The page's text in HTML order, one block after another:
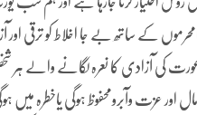
کے ساتھ بے جا اخلاط کو ترقی اور
کی آزادی کا نعرہ لگانے والے
اور عزت وآبرومحفوظ ہوگی یاخطرہ